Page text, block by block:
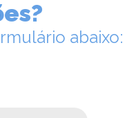
abaixo: